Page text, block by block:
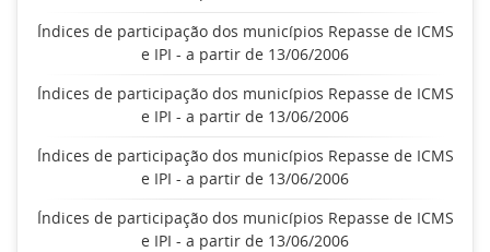
Índices de participação dos municípios Repasse de ICMS
e IPI - a partir de 13/06/2006
Índices de participação dos municípios Repasse de ICMS
e IPI - a partir de 13/06/2006
Índices de participação dos municípios Repasse de ICMS
e IPI - a partir de 13/06/2006
Índices de participação dos municípios Repasse de ICMS
e IPI - a partir de 13/06/2006